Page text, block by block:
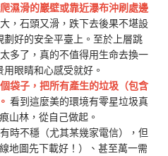
濕滑的巖壁或靠近瀑布沖刷處邊
，石頭又滑，跌下去後果不堪設
劃好的安全平臺上。至於上層跳
多了，真的不值得用生命去換一
眼睛和心感受就好。
袋子，把所有產生的垃圾（包含
看到這麼美的環境有零星垃圾真
山林，從自己做起。
時不穩（尤其某幾家電信），但
地圖先下載好！）、甚至萬一需